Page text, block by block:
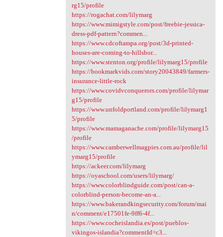
rg15/profile
https://rogachat.com/lilymarg
https://www.mimigstyle.com/post/freebie-jessica-
dress-pdf-pattern?commen...
https://www.cdcoftampa.org/post/3d-printed-
houses-are-coming-to-hillsbor...
https://www.stenton.org/profile/lilymarg15/profile
https://bookmarkvids.com/story20043849/farmers-
insurance-little-rock
https://www.covidvconquerors.com/profile/lilymar
g15/profile
https://www.unfoldportland.com/profile/lilymarg1
5/profile
https://www.mamaganache.com/profile/lilymarg15
/profile
https://www.camberwellmagpies.com.au/profile/lil
ymarg15/profile
https://ackeer.com/lilymarg
https://oyaschool.com/users/lilymarg/
https://www.colorblindguide.com/post/can-a-
colorblind-person-become-an-a...
https://www.bakerandkingsecurity.com/forum/mai
n/comment/e17501fe-9ff6-4f...
https://www.cocheislandia.es/post/pueblos-
vikingos-islandia?commentId=c3...